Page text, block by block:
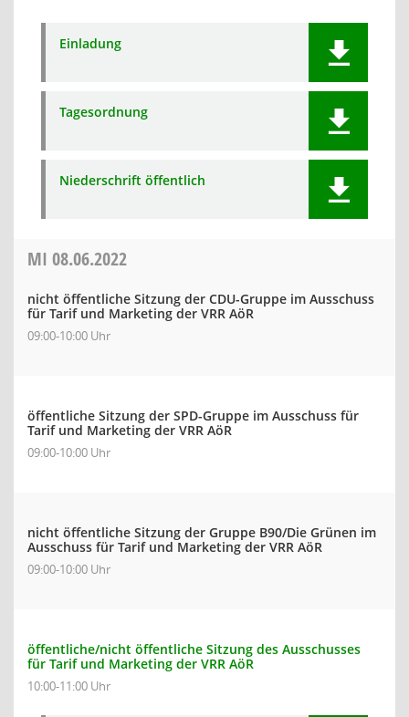
Einladung
Tagesordnung
Niederschrift öffentlich
MI 08.06.2022
nicht öffentliche Sitzung der CDU-Gruppe im Ausschuss
für Tarif und Marketing der VRR AöR
09:00-10:00 Uhr
öffentliche Sitzung der SPD-Gruppe im Ausschuss für
Tarif und Marketing der VRR AöR
09:00-10:00 Uhr
nicht öffentliche Sitzung der Gruppe B90/Die Grünen im
Ausschuss für Tarif und Marketing der VRR AöR
09:00-10:00 Uhr
öffentliche/nicht öffentliche Sitzung des Ausschusses
für Tarif und Marketing der VRR AöR
10:00-11:00 Uhr